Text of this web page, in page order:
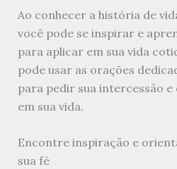
Ao conhecer a história de
você pode se inspirar e
para aplicar em sua vida
pode usar as orações
para pedir sua intercessão
em sua vida.
Encontre inspiração e
sua fé